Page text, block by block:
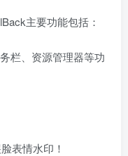
主要功能包括：
栏、资源管理器等功
表情水印！